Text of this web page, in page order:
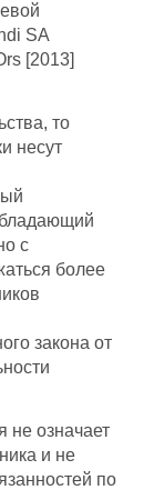
SA
[2013]
то
несут
с
более
закона от
не означает
и не
по